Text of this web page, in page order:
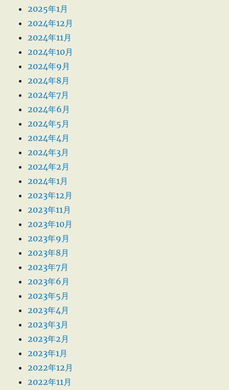
2025年1月
2024年12月
2024年11月
2024年10月
2024年9月
2024年8月
2024年7月
2024年6月
2024年5月
2024年4月
2024年3月
2024年2月
2024年1月
2023年12月
2023年11月
2023年10月
2023年9月
2023年8月
2023年7月
2023年6月
2023年5月
2023年4月
2023年3月
2023年2月
2023年1月
2022年12月
2022年11月